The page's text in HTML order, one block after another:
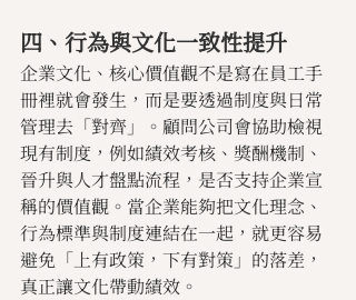
四、行為與文化一致性提升
企業文化、核心價值觀不是寫在員工手
冊裡就會發生，而是要透過制度與日常
管理去「對齊」。顧問公司會協助檢視
現有制度，例如績效考核、獎酬機制、
晉升與人才盤點流程，是否支持企業宣
稱的價值觀。當企業能夠把文化理念、
行為標準與制度連結在一起，就更容易
避免「上有政策，下有對策」的落差，
真正讓文化帶動績效。